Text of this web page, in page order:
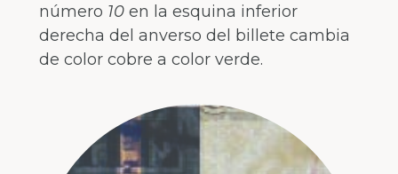
número 10 en la esquina inferior
derecha del anverso del billete cambia
de color cobre a color verde.